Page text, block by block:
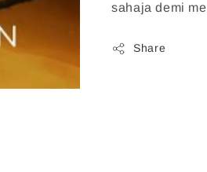
sahaja demi
Share